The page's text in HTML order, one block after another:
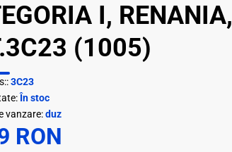
I, RENANIA,
(1005)
3C23
În stoc
vanzare:duz
RON